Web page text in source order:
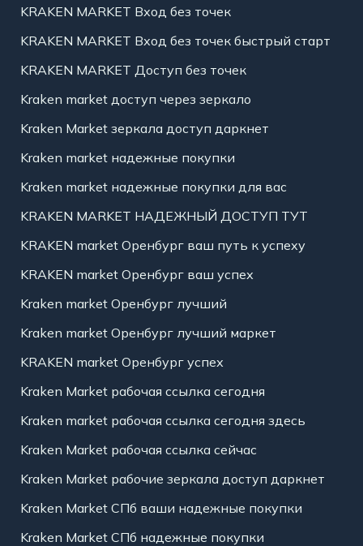
KRAKEN MARKET Вход без точек
KRAKEN MARKET Вход без точек быстрый старт
KRAKEN MARKET Доступ без точек
Kraken market доступ через зеркало
Kraken Market зеркала доступ даркнет
Kraken market надежные покупки
Kraken market надежные покупки для вас
KRAKEN MARKET НАДЕЖНЫЙ ДОСТУП ТУТ
KRAKEN market Оренбург ваш путь к успеху
KRAKEN market Оренбург ваш успех
Kraken market Оренбург лучший
Kraken market Оренбург лучший маркет
KRAKEN market Оренбург успех
Kraken Market рабочая ссылка сегодня
Kraken market рабочая ссылка сегодня здесь
Kraken Market рабочая ссылка сейчас
Kraken Market рабочие зеркала доступ даркнет
Kraken Market СПб ваши надежные покупки
Kraken Market СПб надежные покупки